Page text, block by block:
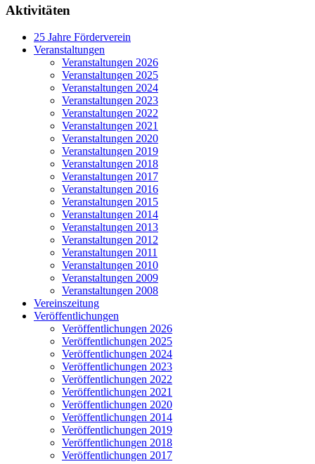
Aktivitäten
25 Jahre Förderverein
Veranstaltungen
Veranstaltungen 2026
Veranstaltungen 2025
Veranstaltungen 2024
Veranstaltungen 2023
Veranstaltungen 2022
Veranstaltungen 2021
Veranstaltungen 2020
Veranstaltungen 2019
Veranstaltungen 2018
Veranstaltungen 2017
Veranstaltungen 2016
Veranstaltungen 2015
Veranstaltungen 2014
Veranstaltungen 2013
Veranstaltungen 2012
Veranstaltungen 2011
Veranstaltungen 2010
Veranstaltungen 2009
Veranstaltungen 2008
Vereinszeitung
Veröffentlichungen
Veröffentlichungen 2026
Veröffentlichungen 2025
Veröffentlichungen 2024
Veröffentlichungen 2023
Veröffentlichungen 2022
Veröffentlichungen 2021
Veröffentlichungen 2020
Veröffentlichungen 2014
Veröffentlichungen 2019
Veröffentlichungen 2018
Veröffentlichungen 2017